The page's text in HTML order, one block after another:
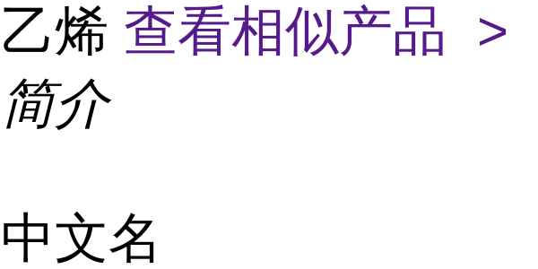
乙烯 查看相似产品 >
简介
中文名